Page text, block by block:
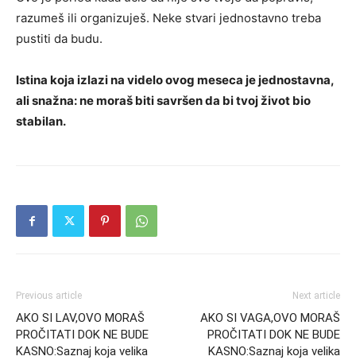
razumeš ili organizuješ. Neke stvari jednostavno treba
pustiti da budu.
Istina koja izlazi na videlo ovog meseca je jednostavna,
ali snažna: ne moraš biti savršen da bi tvoj život bio
stabilan.
Previous article
AKO SI LAV,OVO MORAŠ
PROČITATI DOK NE BUDE
KASNO:Saznaj koja velika
Next article
AKO SI VAGA,OVO MORAŠ
PROČITATI DOK NE BUDE
KASNO:Saznaj koja velika